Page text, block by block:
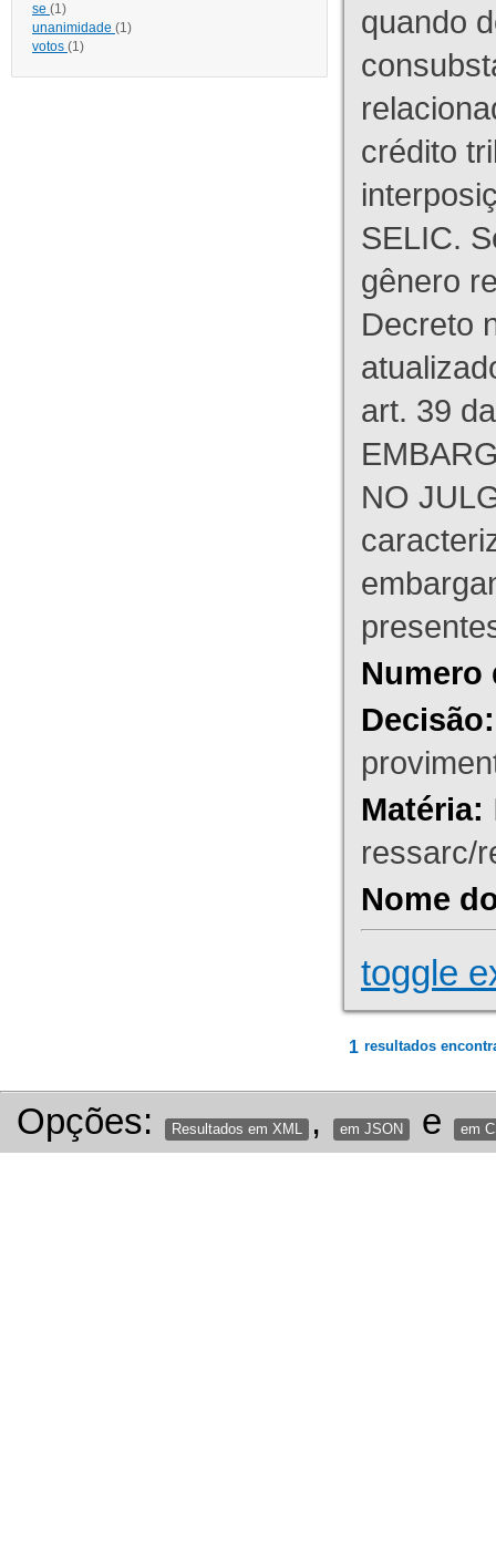
se (1)
unanimidade (1)
votos (1)
quando
crédito
SELIC.
gênero
Decreto
art. 39
NO
Numero
Decisão:
Matéria:
ressarc/
Nome
toggle
1 resultados
Opções: Resultados em XML , em JSON e em